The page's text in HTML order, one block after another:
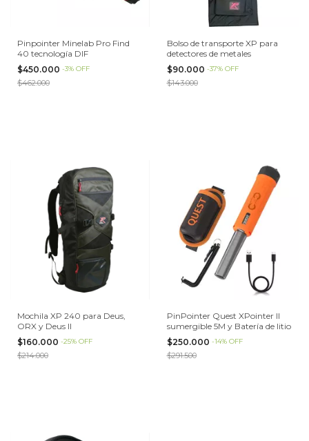
Pinpointer Minelab Pro Find
40 tecnología DIF
$450.000 -3% OFF
$462.000
Bolso de transporte XP para
detectores de metales
$90.000 -37% OFF
$143.000
Mochila XP 240 para Deus,
ORX y Deus II
$160.000 -25% OFF
$214.000
PinPointer Quest XPointer II
sumergible 5M y Batería de litio
$250.000 -14% OFF
$291.500